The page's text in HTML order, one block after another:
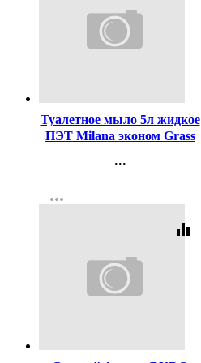
Туалетное мыло 5л жидкое
ПЭТ Milana эконом Grass
...
Регистрация
more_horiz
equalizer